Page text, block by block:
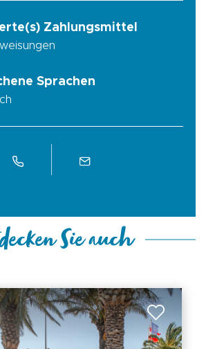
Zahlungsmittel
Sprachen
Sie auch